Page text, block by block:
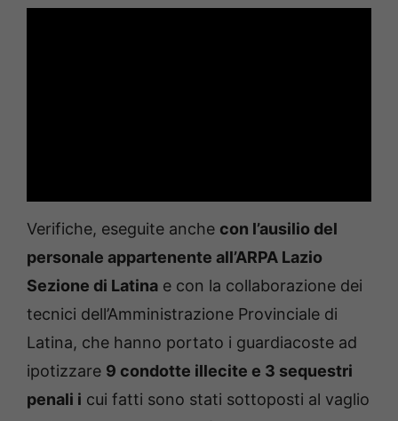
Verifiche, eseguite anche con l’ausilio del
personale appartenente all’ARPA Lazio
Sezione di Latina e con la collaborazione dei
tecnici dell’Amministrazione Provinciale di
Latina, che hanno portato i guardiacoste ad
ipotizzare 9 condotte illecite e 3 sequestri
penali i cui fatti sono stati sottoposti al vaglio